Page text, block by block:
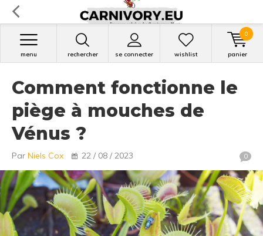
rechercher se connecter
menu wishlist panier
0
Comment fonctionne le
piège à mouches de
Vénus ?
Par Niels Cox 22 / 08 / 2023 0